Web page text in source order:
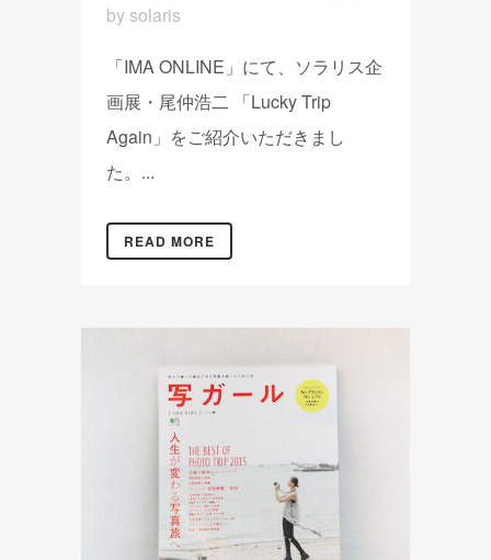
by solaris
「IMA ONLINE」にて、ソラリス企
画展・尾仲浩二 「Lucky Trip
Again」をご紹介いただきまし
た。...
READ MORE